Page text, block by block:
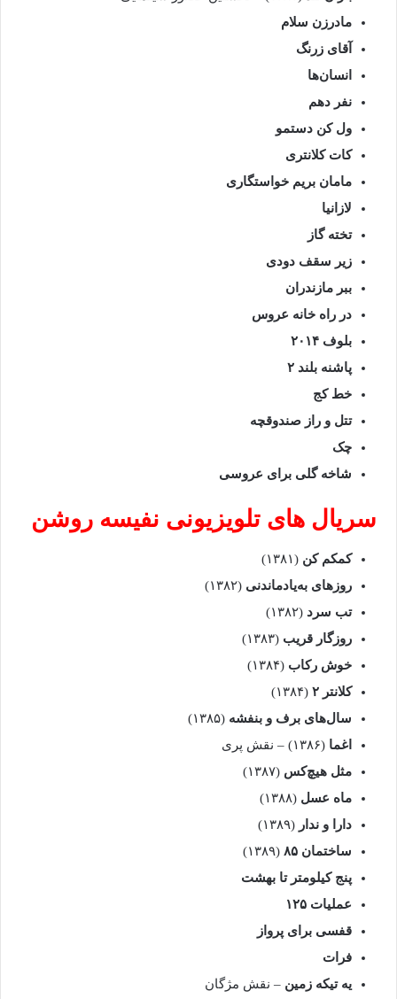
مادرزن سلام
آقای زرنگ
انسان‌ها
نفر دهم
ول کن دستمو
کات کلانتری
مامان بریم خواستگاری
لازانیا
تخته گاز
زیر سقف دودی
ببر مازندران
در راه خانه عروس
بلوف ۲۰۱۴
پاشنه بلند ۲
خط کج
تتل و راز صندوقچه
چک
شاخه گلی برای عروسی
سریال‌ های تلویزیونی نفیسه روشن
کمکم کن (۱۳۸۱)
روزهای به‌یادماندنی (۱۳۸۲)
تب سرد (۱۳۸۲)
روزگار قریب (۱۳۸۳)
خوش رکاب (۱۳۸۴)
کلانتر ۲
(۱۳۸۴)
سال‌های برف و بنفشه (۱۳۸۵)
اغما (۱۳۸۶) – نقش پری
مثل هیچ‌کس (۱۳۸۷)
ماه عسل (۱۳۸۸)
دارا و ندار (۱۳۸۹)
ساختمان ۸۵
(۱۳۸۹)
پنج کیلومتر تا بهشت
عملیات ۱۲۵
قفسی برای پرواز
فرات
یه تیکه زمین – نقش مژگان